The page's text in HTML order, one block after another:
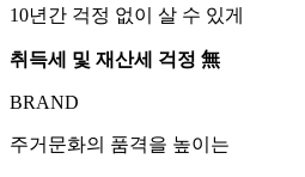
10년간 걱정 없이 살 수 있게
취득세 및 재산세 걱정 無
BRAND
주거문화의 품격을 높이는